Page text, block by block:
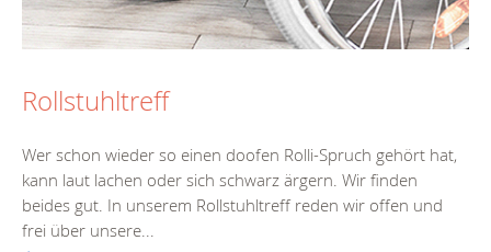
Rollstuhltreff
Wer schon wieder so einen doofen Rolli-Spruch gehört hat,
kann laut lachen oder sich schwarz ärgern. Wir finden
beides gut. In unserem Rollstuhltreff reden wir offen und
frei über unsere...